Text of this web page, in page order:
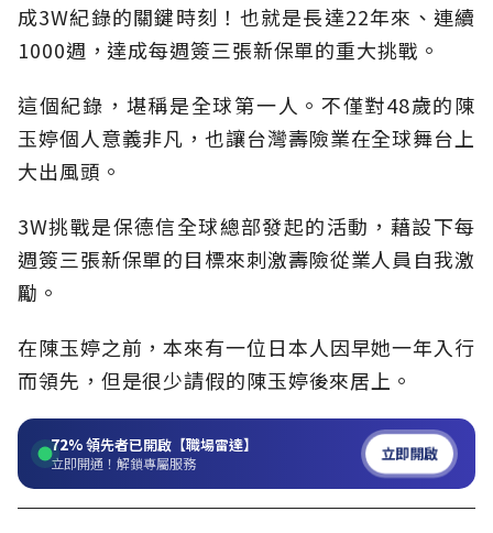
成3W紀錄的關鍵時刻！也就是長達22年來、連續
1000週，達成每週簽三張新保單的重大挑戰。
這個紀錄，堪稱是全球第一人。不僅對48歲的陳
玉婷個人意義非凡，也讓台灣壽險業在全球舞台上
大出風頭。
3W挑戰是保德信全球總部發起的活動，藉設下每
週簽三張新保單的目標來刺激壽險從業人員自我激
勵。
在陳玉婷之前，本來有一位日本人因早她一年入行
而領先，但是很少請假的陳玉婷後來居上。
72%領先者已開啟【職場雷達】
立即開通！解鎖專屬服務 立即開啟